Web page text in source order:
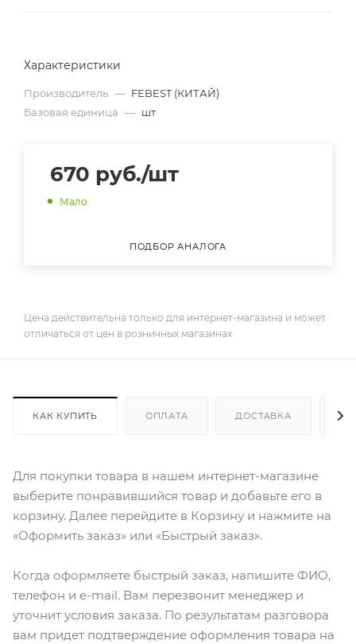
Характеристики
Производитель — FEBEST (КИТАЙ)
Базовая единица — шт
670 руб./шт
Мало
ПОДБОР АНАЛОГА
Цена действительна только для интернет-магазина и может
отличаться от цен в розничных магазинах
КАК КУПИТЬ ОПЛАТА ДОСТАВКА
Для покупки товара в нашем интернет-магазине
выберите понравившийся товар и добавьте его в
корзину. Далее перейдите в Корзину и нажмите на
«Оформить заказ» или «Быстрый заказ».
Когда оформляете быстрый заказ, напишите ФИО,
телефон и e-mail. Вам перезвонит менеджер и
уточнит условия заказа. По результатам разговора
вам придет подтверждение оформления товара на